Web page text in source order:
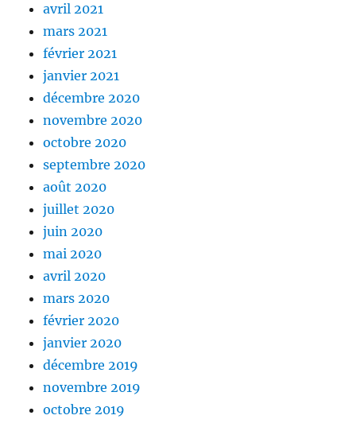
avril 2021
mars 2021
février 2021
janvier 2021
décembre 2020
novembre 2020
octobre 2020
septembre 2020
août 2020
juillet 2020
juin 2020
mai 2020
avril 2020
mars 2020
février 2020
janvier 2020
décembre 2019
novembre 2019
octobre 2019